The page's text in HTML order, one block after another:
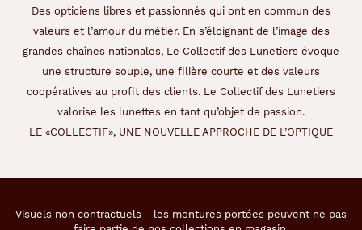
Des opticiens libres et passionnés qui ont en commun des
valeurs et l’amour du métier. En s’éloignant de l’image des
grandes chaînes nationales, Le Collectif des Lunetiers évoque
une structure souple, une filière courte et des valeurs
coopératives au profit des clients. Le Collectif des Lunetiers
valorise les lunettes en tant qu’objet de passion.
LE «COLLECTIF», UNE NOUVELLE APPROCHE DE L’OPTIQUE
Visuels non contractuels - les montures portées peuvent ne pas